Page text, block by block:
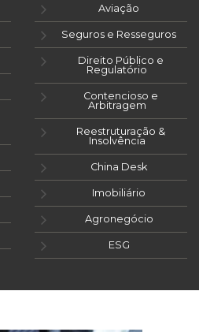
Aviação
Seguros e Resseguros
Direito Público e
Regulatório
Contencioso e
Arbitragem
Reestruturação &
Insolvência
China Desk
Imobiliário
Agronegócio
ESG